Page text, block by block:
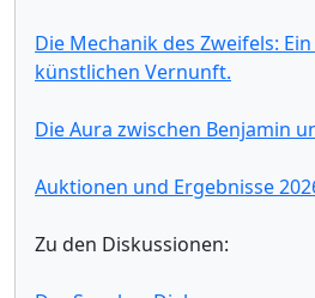
Die Mechanik des Zweifels:
künstlichen Vernunft.
Die Aura zwischen Benjamin
Auktionen und Ergebnisse
Zu den Diskussionen: